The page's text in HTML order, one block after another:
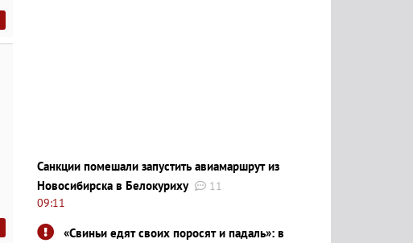
Санкции помешали запустить авиамаршрут из
Новосибирска в Белокуриху
11
09:11
«Свиньи едят своих поросят и падаль»: в